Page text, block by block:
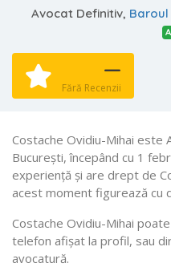
Avocat Definitiv, Baroul
—
Fără Recenzii
Costache Ovidiu-Mihai este
Bucureşti, începând cu 1
experiență și are drept de
acest moment figurează cu
Costache Ovidiu-Mihai
telefon afișat la profil, sau
avocatură.